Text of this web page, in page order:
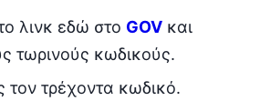
λινκ εδώ στο GOV και
τωρινούς κωδικούς.
τον τρέχοντα κωδικό.